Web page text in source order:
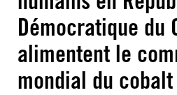
Démocratique du
alimentent le
mondial du cobalt